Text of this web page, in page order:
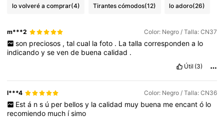
lo volveré a comprar(4) Tirantes cómodos(12) lo adoro(26)
m***2 Color: Negro / Talla: CN37
son preciosos , tal cual la foto . La talla corresponden a lo
indicandoysevende buenacalidad .
Útil (3)
l***4 Color: Negro / Talla: CN36
Est á n s ú per bellos y la calidad muy buena me encant ó lo
recomiendo much ísimo